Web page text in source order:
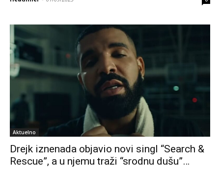
Aktuelno
Drejk iznenada objavio novi singl “Search &
Rescue”, a u njemu traži “srodnu dušu”…